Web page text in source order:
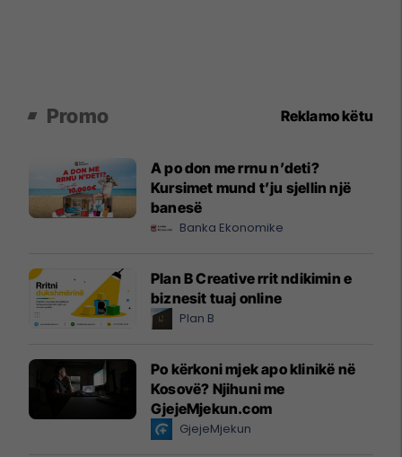
Promo Reklamo këtu
A po don me rrnu n’deti?
Kursimet mund t’ju sjellin një
banesë
Banka Ekonomike
Plan B Creative rrit ndikimin e
biznesit tuaj online
Plan B
Po kërkoni mjek apo klinikë në
Kosovë? Njihuni me
GjejeMjekun.com
GjejeMjekun